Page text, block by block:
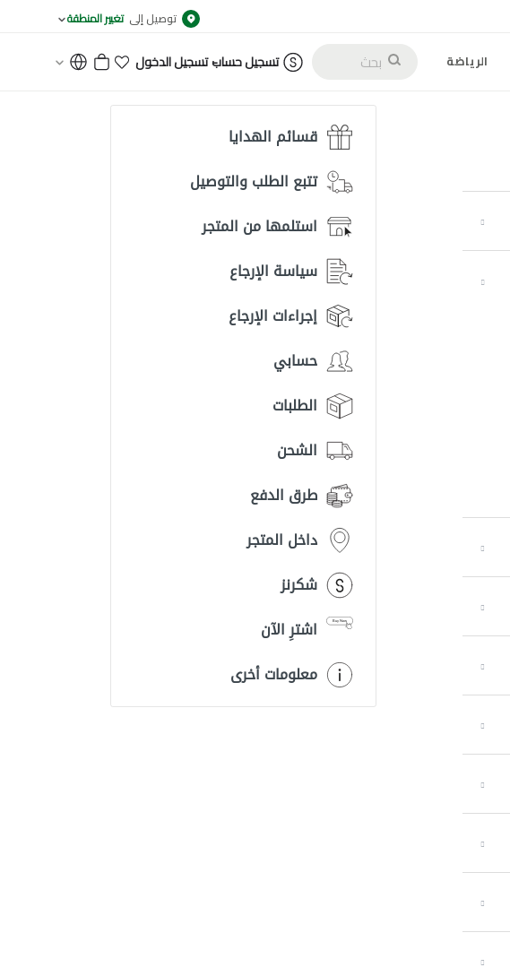
توصيل إلى تغيير المنطقة
الرياضة تسجيل حساب
-تسجيل الدخول
قسائم الهدايا
تتبع الطلب والتوصيل
استلمها من المتجر
سياسة الإرجاع
إجراءات الإرجاع
حسابي
الطلبات
الشحن
طرق الدفع
داخل المتجر
شكرنز
اشترِ الآن
معلومات أخرى